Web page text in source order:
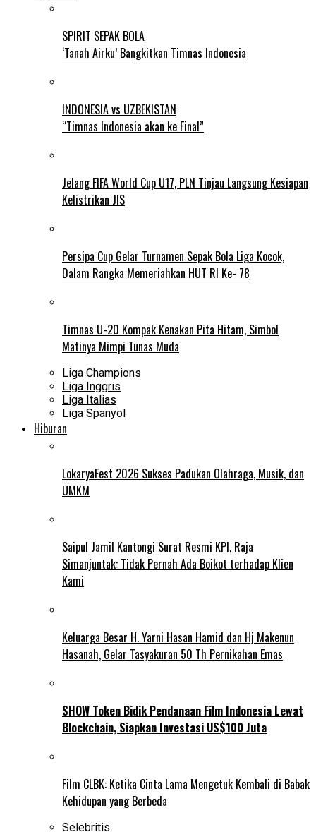
SPIRIT SEPAK BOLA
‘Tanah Airku’ Bangkitkan Timnas Indonesia
INDONESIA vs UZBEKISTAN
“Timnas Indonesia akan ke Final”
Jelang FIFA World Cup U17, PLN Tinjau Langsung Kesiapan
Kelistrikan JIS
Persipa Cup Gelar Turnamen Sepak Bola Liga Kocok,
Dalam Rangka Memeriahkan HUT RI Ke- 78
Timnas U-20 Kompak Kenakan Pita Hitam, Simbol
Matinya Mimpi Tunas Muda
Liga Champions
Liga Inggris
Liga Italias
Liga Spanyol
Hiburan
LokaryaFest 2026 Sukses Padukan Olahraga, Musik, dan
UMKM
Saipul Jamil Kantongi Surat Resmi KPI, Raja
Simanjuntak: Tidak Pernah Ada Boikot terhadap Klien
Kami
Keluarga Besar H. Yarni Hasan Hamid dan Hj Makenun
Hasanah, Gelar Tasyakuran 50 Th Pernikahan Emas
SHOW Token Bidik Pendanaan Film Indonesia Lewat
Blockchain, Siapkan Investasi US$100 Juta
Film CLBK: Ketika Cinta Lama Mengetuk Kembali di Babak
Kehidupan yang Berbeda
Selebritis